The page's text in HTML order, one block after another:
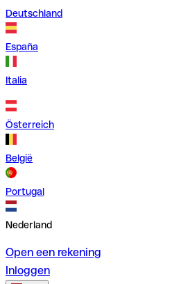
Deutschland
España
Italia
Österreich
België
Portugal
Nederland
Open een rekening
Inloggen